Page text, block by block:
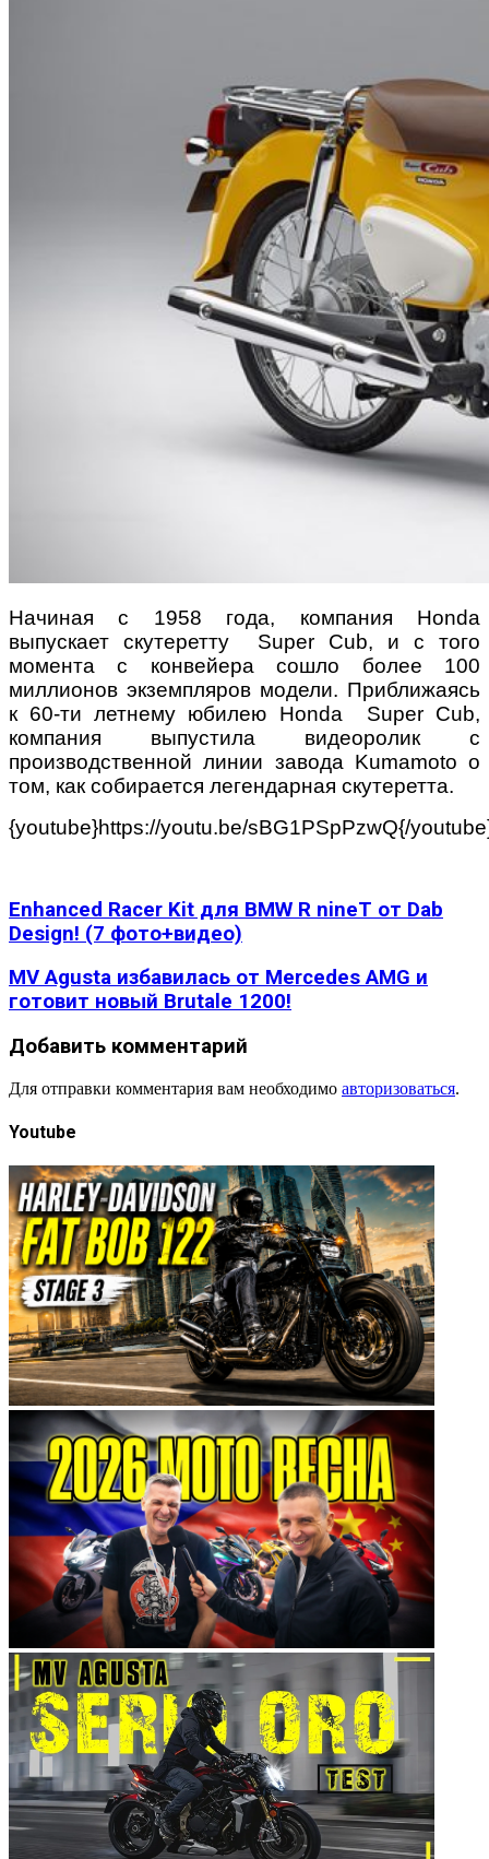
Начиная с 1958 года, компания Honda
выпускает скутеретту Super Cub, и с того
момента с конвейера сошло более 100
миллионов экземпляров модели. Приближаясь
к 60-ти летнему юбилею Honda Super Cub,
компания выпустила видеоролик с
производственной линии завода Kumamoto о
том, как собирается легендарная скутеретта.
{youtube}https://youtu.be/sBG1PSpPzwQ{/
Enhanced Racer Kit для BMW R nineT от Dab
Design! (7 фото+видео)
MV Agusta избавилась от Mercedes AMG и
готовит новый Brutale 1200!
Добавить комментарий
Для отправки комментария вам необходимо авторизоваться.
Youtube